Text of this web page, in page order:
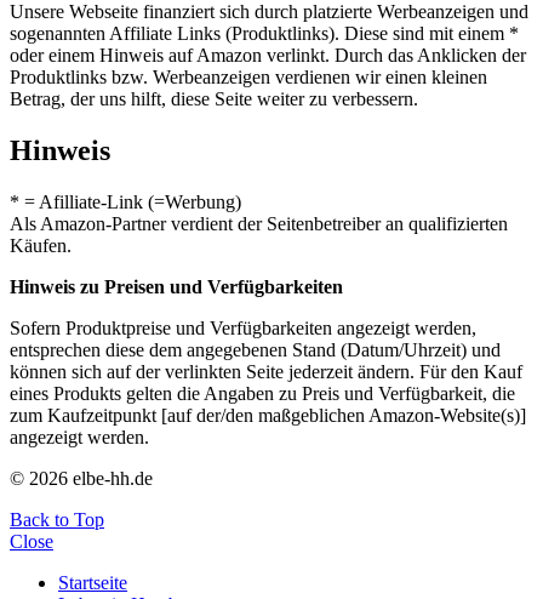
Unsere Webseite finanziert sich durch platzierte Werbeanzeigen und
sogenannten Affiliate Links (Produktlinks). Diese sind mit einem *
oder einem Hinweis auf Amazon verlinkt. Durch das Anklicken der
Produktlinks bzw. Werbeanzeigen verdienen wir einen kleinen
Betrag, der uns hilft, diese Seite weiter zu verbessern.
Hinweis
* = Afilliate-Link (=Werbung)
Als Amazon-Partner verdient der Seitenbetreiber an qualifizierten
Käufen.
Hinweis zu Preisen und Verfügbarkeiten
Sofern Produktpreise und Verfügbarkeiten angezeigt werden,
entsprechen diese dem angegebenen Stand (Datum/Uhrzeit) und
können sich auf der verlinkten Seite jederzeit ändern. Für den Kauf
eines Produkts gelten die Angaben zu Preis und Verfügbarkeit, die
zum Kaufzeitpunkt [auf der/den maßgeblichen Amazon-Website(s)]
angezeigt werden.
© 2026 elbe-hh.de
Back to Top
Close
Startseite